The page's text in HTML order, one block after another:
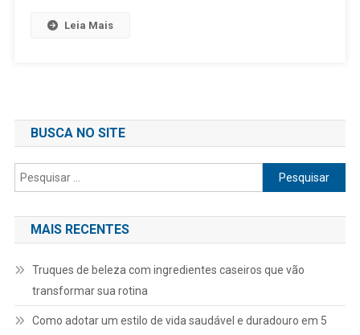
Leia Mais
BUSCA NO SITE
Pesquisar
por:
MAIS RECENTES
Truques de beleza com ingredientes caseiros que vão
transformar sua rotina
Como adotar um estilo de vida saudável e duradouro em 5